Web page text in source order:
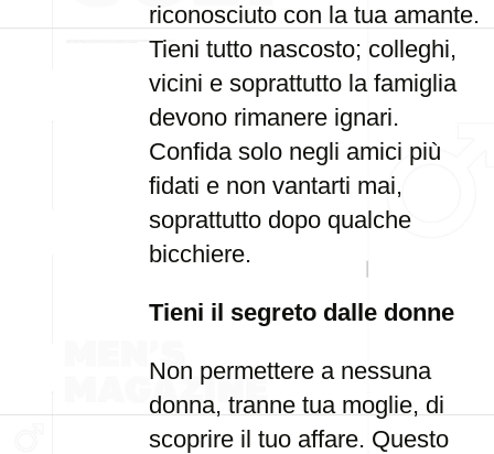
riconosciuto con la tua amante.
Tieni tutto nascosto; colleghi,
vicini e soprattutto la famiglia
devono rimanere ignari.
Confida solo negli amici più
fidati e non vantarti mai,
soprattutto dopo qualche
bicchiere.
Tieni il segreto dalle donne
Non permettere a nessuna
donna, tranne tua moglie, di
scoprire il tuo affare. Questo